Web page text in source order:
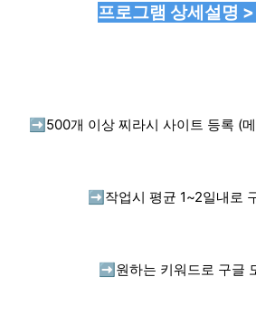
프로그램 상세설명
➡️ 500개 이상 찌라시 사이트 등록 (
➡️ 작업시 평균 1~2일내로
➡️ 원하는 키워드로 구글